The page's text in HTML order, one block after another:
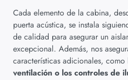
Cada elemento de la cabina,
puerta acústica, se instala
de calidad para asegurar un
excepcional. Además, nos
características adicionales, como
ventilación o los controles de